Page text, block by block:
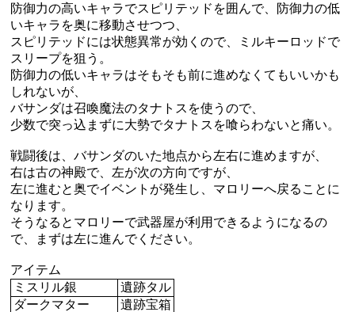
防御力の高いキャラでスピリテッドを囲んで、防御力の低
いキャラを奥に移動させつつ、
スピリテッドには状態異常が効くので、ミルキーロッドで
スリープを狙う。
防御力の低いキャラはそもそも前に進めなくてもいいかも
しれないが、
バサンダは召喚魔法のタナトスを使うので、
少数で突っ込まずに大勢でタナトスを喰らわないと痛い。
戦闘後は、バサンダのいた地点から左右に進めますが、
右は古の神殿で、左が次の方向ですが、
左に進むと奥でイベントが発生し、マロリーへ戻ることに
なります。
そうなるとマロリーで武器屋が利用できるようになるの
で、まずは左に進んでください。
アイテム
ミスリル銀
遺跡タル
ダークマター
遺跡宝箱